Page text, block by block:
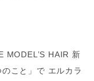
MODEL’S HAIR 新
こと」で エルカラ